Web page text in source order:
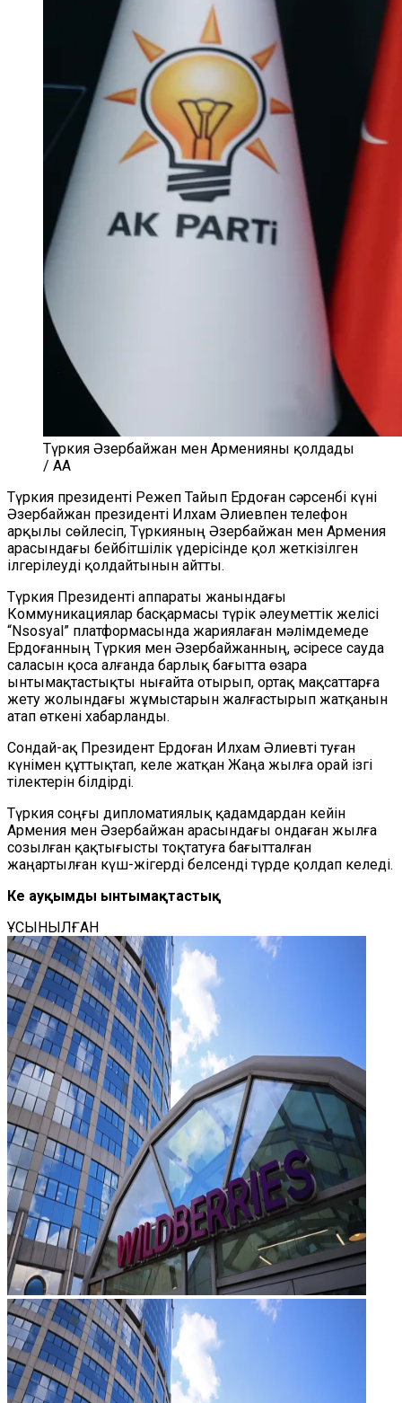
Түркия Әзербайжан мен Арменияны қолдады
/ AA
Түркия президенті Режеп Тайып Ердоған сәрсенбі күні
Әзербайжан президенті Илхам Әлиевпен телефон
арқылы сөйлесіп, Түркияның Әзербайжан мен Армения
арасындағы бейбітшілік үдерісінде қол жеткізілген
ілгерілеуді қолдайтынын айтты.
Түркия Президенті аппараты жанындағы
Коммуникациялар басқармасы түрік әлеуметтік желісі
“Nsosyal” платформасында жариялаған мәлімдемеде
Ердоғанның Түркия мен Әзербайжанның, әсіресе сауда
саласын қоса алғанда барлық бағытта өзара
ынтымақтастықты нығайта отырып, ортақ мақсаттарға
жету жолындағы жұмыстарын жалғастырып жатқанын
атап өткені хабарланды.
Сондай-ақ Президент Ердоған Илхам Әлиевті туған
күнімен құттықтап, келе жатқан Жаңа жылға орай ізгі
тілектерін білдірді.
Түркия соңғы дипломатиялық қадамдардан кейін
Армения мен Әзербайжан арасындағы ондаған жылға
созылған қақтығысты тоқтатуға бағытталған
жаңартылған күш-жігерді белсенді түрде қолдап келеді.
Кең ауқымды ынтымақтастық
ҰСЫНЫЛҒАН